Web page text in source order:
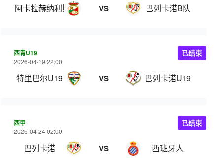
阿卡拉赫纳利斯 VS 巴列卡诺B队
西青U19
2026-04-19 22:00
特里巴尔U19 VS 巴列卡诺U19
已结束
西甲
2026-04-24 02:00
巴列卡诺 VS 西班牙人
已结束